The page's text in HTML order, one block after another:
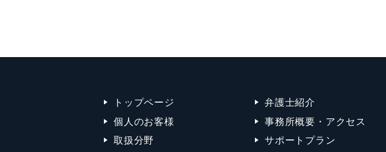
トップページ
個人のお客様
取扱分野
弁護士紹介
事務所概要・アクセス
サポートプラン